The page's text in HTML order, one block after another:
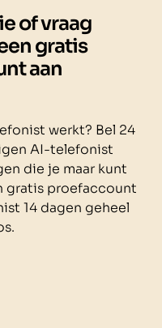
of vraag
gratis
aan
werkt? Bel 24
AI-telefonist
die je maar kunt
gratis proefaccount
14 dagen geheel